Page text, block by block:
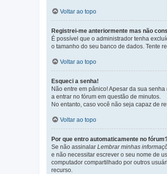
Voltar ao topo
Registrei-me anteriormente mas não
É possível que o administrador tenha
o tamanho do seu banco de dados. Tente
Voltar ao topo
Esqueci a senha!
Não entre em pânico! Apesar da sua
a entrar no fórum em questão de minutos.
No entanto, caso você não seja capaz de
Voltar ao topo
Por que entro automaticamente no
Se não assinalar Lembrar minhas
e não necessitar escrever o seu nome de
computador compartilhado por outros
recurso.